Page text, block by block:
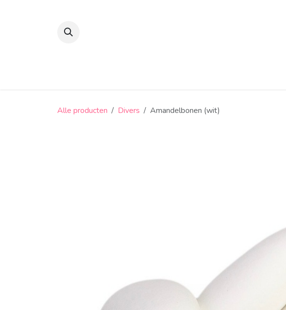
Alle producten Divers Amandelbonen (wit)